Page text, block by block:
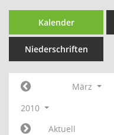
Kalender
Niederschriften
März
2010
Aktuell